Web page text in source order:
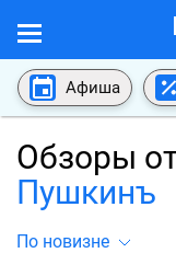
Афиша
Обзоры
Пушкинъ
По новизне